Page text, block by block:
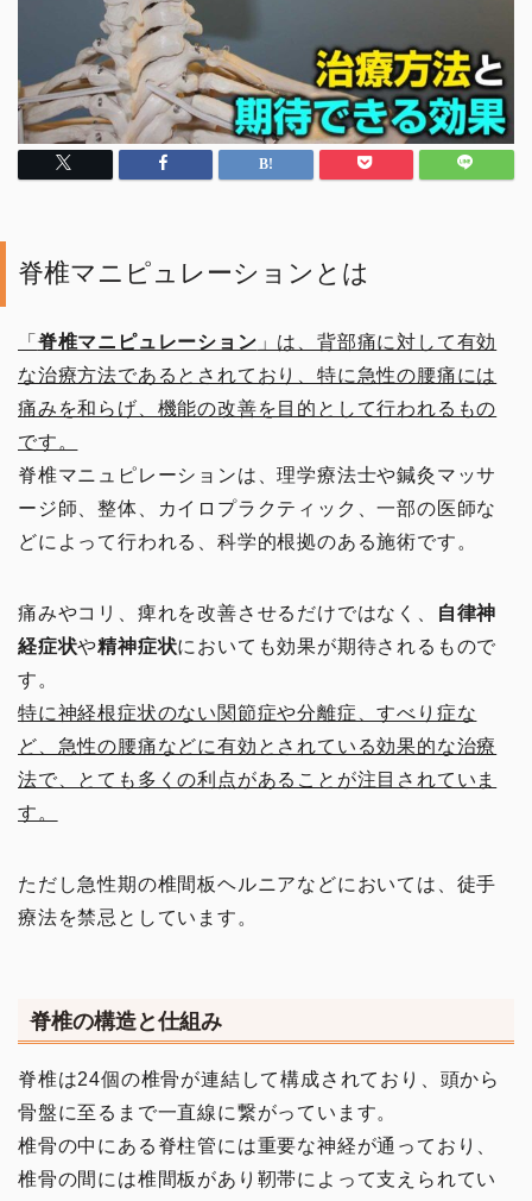
脊椎マニピュレーションとは
「脊椎マニピュレーション 」は、背部痛に対して有効
な治療方法であるとされており、特に急性の腰痛には
痛みを和らげ、機能の改善を目的として行われるもの
です。
脊椎マニュピレーションは、理学療法士や鍼灸マッサ
ージ師、整体、カイロプラクティック、一部の医師な
どによって行われる、科学的根拠のある施術です。
痛みやコリ、痺れを改善させるだけではなく、
自律神
経症状や精神症状においても効果が期待されるもので
す。
特に神経根症状のない関節症や分離症、すべり症な
ど、急性の腰痛などに有効とされている効果的な治療
法で、とても多くの利点があることが注目されていま
す。
ただし急性期の椎間板ヘルニアなどにおいては、徒手
療法を禁忌としています。
脊椎の構造と仕組み
脊椎は24個の椎骨が連結して構成されており、頭から
骨盤に至るまで一直線に繋がっています。
椎骨の中にある脊柱管には重要な神経が通っており、
椎骨の間には椎間板があり靭帯によって支えられてい